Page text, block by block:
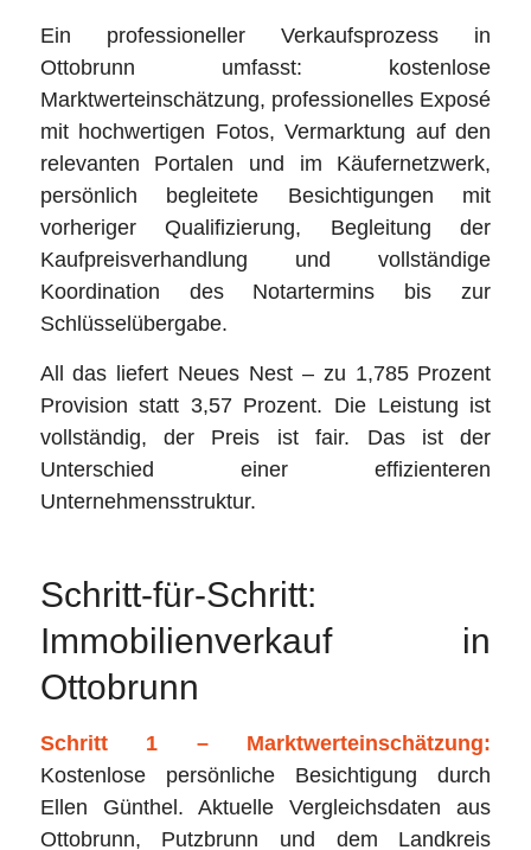
Ein professioneller Verkaufsprozess in
Ottobrunn umfasst: kostenlose
Marktwerteinschätzung, professionelles Exposé
mit hochwertigen Fotos, Vermarktung auf den
relevanten Portalen und im Käufernetzwerk,
persönlich begleitete Besichtigungen mit
vorheriger Qualifizierung, Begleitung der
Kaufpreisverhandlung und vollständige
Koordination des Notartermins bis zur
Schlüsselübergabe.
All das liefert Neues Nest – zu 1,785 Prozent
Provision statt 3,57 Prozent. Die Leistung ist
vollständig, der Preis ist fair. Das ist der
Unterschied einer effizienteren
Unternehmensstruktur.
Schritt-für-Schritt:
Immobilienverkauf in
Ottobrunn
Schritt 1 – Marktwerteinschätzung:
Kostenlose persönliche Besichtigung durch
Ellen Günthel. Aktuelle Vergleichsdaten aus
Ottobrunn, Putzbrunn und dem Landkreis